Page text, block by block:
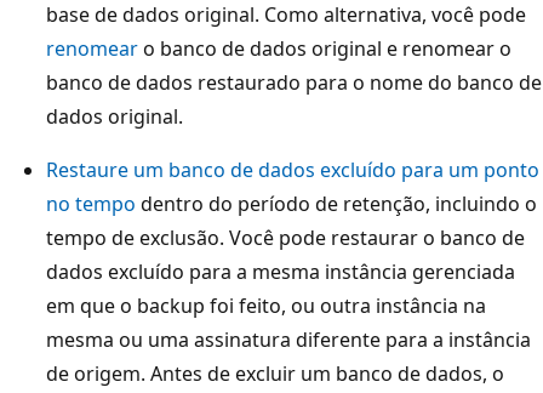
base de dados original. Como alternativa, você pode
renomearo banco de dados original e renomear o
banco de dados restaurado para o nome do banco de
dados original.
Restaure um banco de dados excluído para um ponto
no tempo dentro do período de retenção, incluindo o
tempo de exclusão. Você pode restaurar o banco de
dados excluído para a mesma instância gerenciada
em que o backup foi feito, ou outra instância na
mesma ou uma assinatura diferente para a instância
de origem. Antes de excluir um banco de dados, o